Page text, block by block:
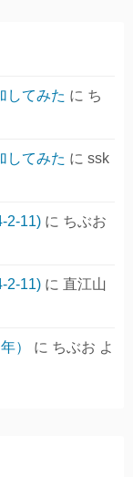
してみた に ち
してみた に ssk
2-11) に ちぶお
2-11) に 直江山
） に ちぶお よ